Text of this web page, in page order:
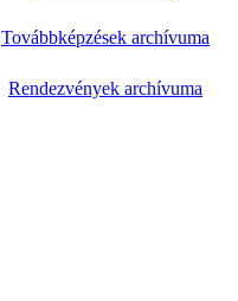
Továbbképzések archívuma
Rendezvények archívuma